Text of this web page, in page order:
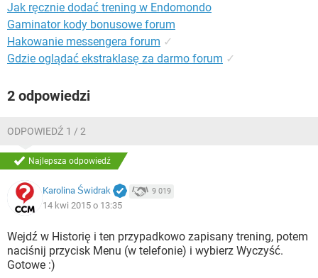
Jak ręcznie dodać trening w Endomondo
Gaminator kody bonusowe forum
Hakowanie messengera forum ✓
Gdzie oglądać ekstraklasę za darmo forum ✓
2 odpowiedzi
ODPOWIEDŹ 1 / 2
Najlepsza odpowiedź
Karolina Świdrak 9 019
14 kwi 2015 o 13:35
Wejdź w Historię i ten przypadkowo zapisany trening, potem
naciśnij przycisk Menu (w telefonie) i wybierz Wyczyść.
Gotowe :)